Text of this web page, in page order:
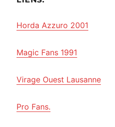
Horda Azzuro 2001
Magic Fans 1991
Virage Ouest Lausanne
Pro Fans.